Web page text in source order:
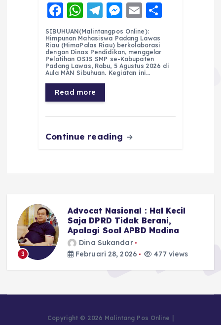
F
a
c
e
b
o
o
k
W
h
a
ts
A
p
p
T
el
e
g
r
a
m
M
e
ss
e
n
E
m
ai
l
re
SIBUHUAN(Malintangpos Online):
Himpunan Mahasiswa Padang Lawas
Riau (HimaPalas Riau) berkolaborasi
dengan Dinas Pendidikan, menggelar
Pelatihan OSIS SMP se-Kabupaten
Padang Lawas, Rabu, 5 Agustus 2026 di
Aula MAN Sibuhuan. Kegiatan ini…
Read more
Continue reading
3
Advocat Nasional : Hal Kecil
Saja DPRD Tidak Berani,
Apalagi Soal APBD Madina
Dina Sukandar
Februari 28, 2026
477 views
Copyright © 2026 Malintang Pos Online |